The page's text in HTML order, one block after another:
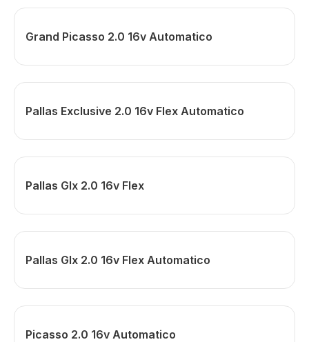
Grand Picasso 2.0 16v Automatico
Pallas Exclusive 2.0 16v Flex Automatico
Pallas Glx 2.0 16v Flex
Pallas Glx 2.0 16v Flex Automatico
Picasso 2.0 16v Automatico